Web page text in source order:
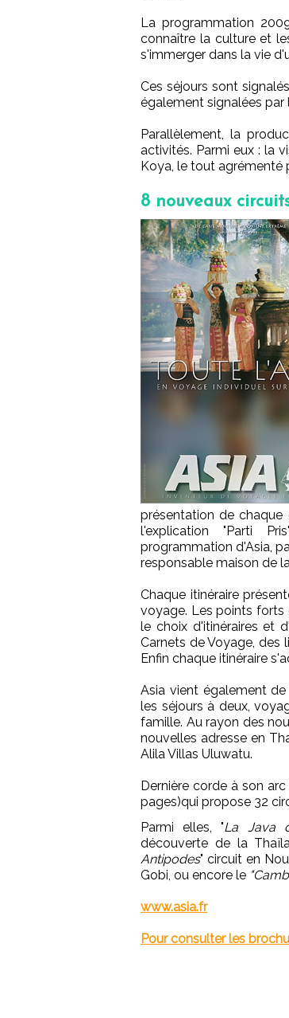
La programmation
connaître la culture et
s'immerger dans la vie
Ces séjours sont
également signalées par
Parallèlement, la
activités. Parmi eux : la
Koya, le tout agrémenté
8 nouveaux
présentation de chaque
l'explication "Parti
programmation d'Asia,
responsable maison de
Chaque itinéraire
voyage. Les points forts
le choix d'itinéraires et
Carnets de Voyage, des
Enfin chaque itinéraire
Asia vient également
les séjours à deux,
famille. Au rayon des
nouvelles adresse en
Alila Villas Uluwatu.
Dernière corde à son
pages)qui propose 32
Parmi elles, "La Java
découverte de la
Antipodes" circuit en
Gobi, ou encore le
www.asia.fr
Pour consulter les